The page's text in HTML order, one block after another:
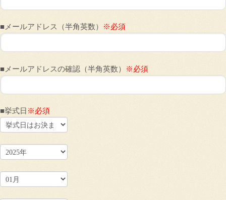
■メールアドレス（半角英数） ※必須
■メールアドレスの確認（半角英数） ※必須
■挙式日 ※必須